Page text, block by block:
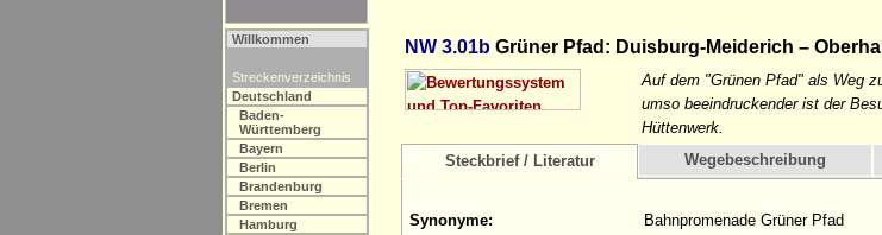
Willkommen
Streckenverzeichnis
Deutschland
Baden-
Württemberg
Bayern
Berlin
Brandenburg
Bremen
Hamburg
NW 3.01b Grüner Pfad: Duisburg-Meiderich –
Auf dem "Grünen Pfad" als Weg
umso beeindruckender ist der
Hüttenwerk.
Steckbrief / Literatur
Wegebeschreibung
Synonyme:
Bahnpromenade Grüner Pfad